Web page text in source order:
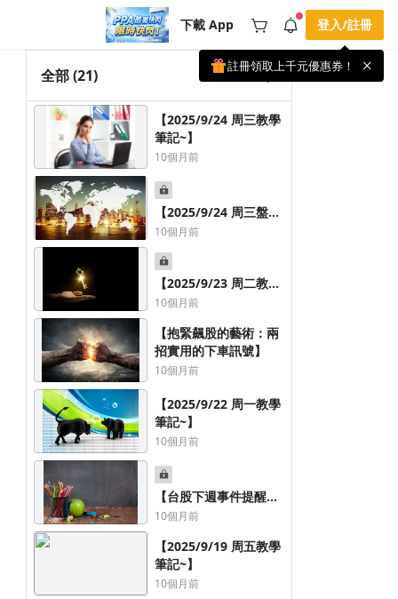
下載 App
載 APP 領取獎勵，隨時吸收新知識
手機掃描下載
🌞 PPA 避暑津貼．冷氣房升級｜
期間快閃活動
🥵 酷暑限時快閃｜單筆滿 NT$2,500 現
折 NT$300、再贈最高 2% 點數回饋！
🚀 酷暑來襲．偷偷在冷氣房升級 📈
⭐️ 【冷氣房進修 限時開跑】◾單筆滿
NT$2,500 現折 NT$300◾活動期間：即
日起 - 8/13（只有一週）-📣 酷暑季好康
\ 再加碼 /→ 點數回饋無上限🔥購買任一
課程 or 訂閱✅ 消費即享回饋 1% 點數
✅ 滿 $5,000 回饋 2% 點數🎁 此為 PPA
官方帳號 Line@ 專屬活動，加入好友👉
享有「渠道專屬活動」及「個人化推
2 天前
查看全部
登入/註冊
註冊領取上千元優惠券！
全部(21)
【2025/9/24 周三教學
筆記~】
10個月前
【2025/9/24 周三盤後
影音教學 : 別怕停損，
10個月前
【2025/9/23 周二教學
筆記~】
10個月前
【抱緊飆股的藝術：兩
招實用的下車訊號】
10個月前
【2025/9/22 周一教學
筆記~】
10個月前
【台股下週事件提醒與
策略簡析｜
10個月前
【2025/9/19 周五教學
筆記~】
10個月前